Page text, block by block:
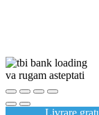
va rugam asteptati
Livrare